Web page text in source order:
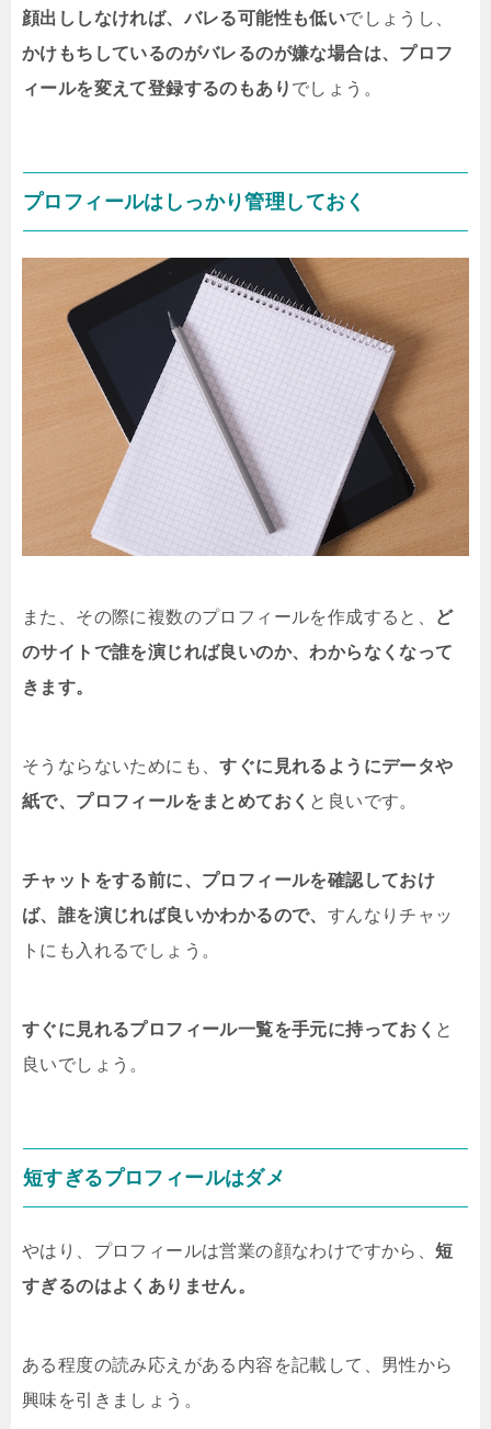
顔出ししなければ、バレる可能性も低いでしょうし、
かけもちしているのがバレるのが嫌な場合は、プロフ
ィールを変えて登録するのもあり でしょう。
プロフィールはしっかり管理しておく
また、その際に複数のプロフィールを作成すると、
ど
のサイトで誰を演じれば良いのか、わからなくなって
きます。
そうならないためにも、すぐに見れるようにデータや
紙で、プロフィールをまとめておく と良いです。
チャットをする前に、プロフィールを確認しておけ
ば、誰を演じれば良いかわかるので、 すんなりチャッ
トにも入れるでしょう。
すぐに見れるプロフィール一覧を手元に持っておく と
良いでしょう。
短すぎるプロフィールはダメ
やはり、プロフィールは営業の顔なわけですから、短
すぎるのはよくありません。
ある程度の読み応えがある内容を記載して、男性から
興味を引きましょう。